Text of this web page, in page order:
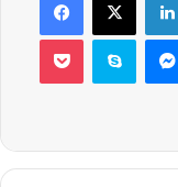
Pocket Skype